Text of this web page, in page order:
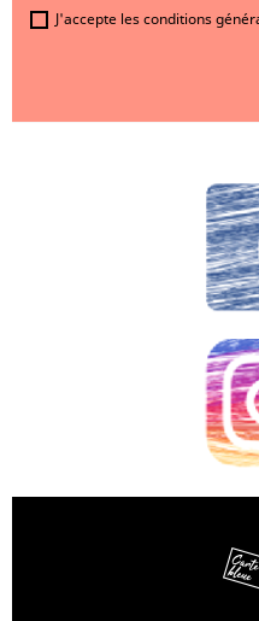
J'accepte les conditions